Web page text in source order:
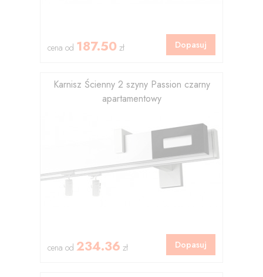
cena od 187.50 zł Dopasuj
Karnisz Ścienny 2 szyny Passion czarny
apartamentowy
cena od 234.36 zł Dopasuj